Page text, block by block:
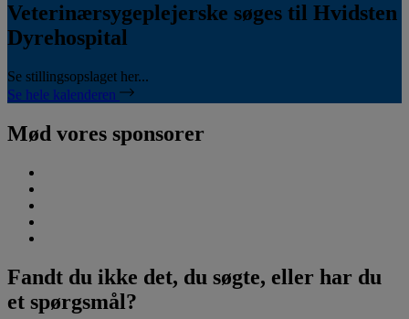
Veterinærsygeplejerske søges til Hvidsten
Dyrehospital
Se stillingsopslaget her...
Se hele kalenderen
Mød vores sponsorer
Fandt du ikke det, du søgte, eller har du
et spørgsmål?